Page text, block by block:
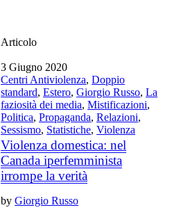
Articolo
3 Giugno 2020
Centri Antiviolenza,Doppio
standard,Estero,Giorgio Russo,La
faziosità dei media,Mistificazioni,
Politica,Propaganda,Relazioni,
Sessismo, Statistiche,Violenza
Violenza domestica: nel
Canada iperfemminista
irrompe la verità
byGiorgio Russo